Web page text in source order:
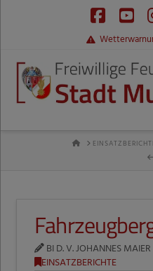
HOME
BI D. V. JOHANNES MAIER
EINSATZBERICHTE